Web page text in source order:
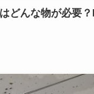
どんな物が必要